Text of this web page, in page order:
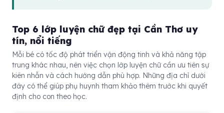
Top 6 lớp luyện chữ đẹp tại Cần Thơ uy
tín, nổi tiếng
Mỗi bé có tốc độ phát triển vận động tinh và khả năng tập
trung khác nhau, nên việc chọn lớp luyện chữ cần ưu tiên sự
kiên nhẫn và cách hướng dẫn phù hợp. Những địa chỉ dưới
đây có thể giúp phụ huynh tham khảo thêm trước khi quyết
định cho con theo học.